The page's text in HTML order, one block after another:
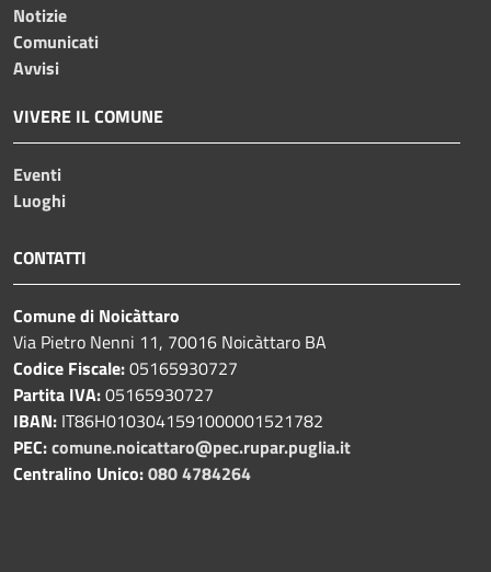
Notizie
Comunicati
Avvisi
VIVERE IL COMUNE
Eventi
Luoghi
CONTATTI
Comune di Noicàttaro
Via Pietro Nenni 11, 70016 Noicàttaro BA
Codice Fiscale:05165930727
Partita IVA:05165930727
IBAN: IT86H0103041591000001521782
PEC:comune.noicattaro@pec.rupar.puglia.it
Centralino Unico:080 4784264